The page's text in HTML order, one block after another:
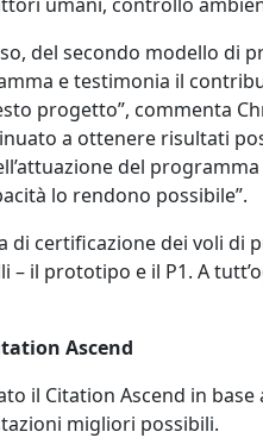
del secondo modello di
e testimonia il
progetto”, commenta
a ottenere risultati
del
lo rendono possibile”.
di certificazione dei voli di
– il prototipo e il P1. A
Ascend
il Citation Ascend in
migliori possibili.